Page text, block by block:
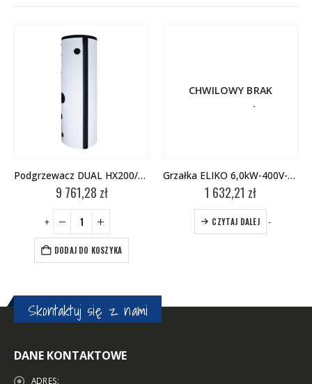
Podgrzewacz DUAL HX200/120 z izolacją
9 761,28 zł
DODAJ DO KOSZYKA
CHWILOWY BRAK
Grzałka ELIKO 6,0kW-400V-6/4″
1 632,21 zł
CZYTAJ DALEJ
+ -
Skontaktuj się z nami
DANE KONTAKTOWE
ADRES: